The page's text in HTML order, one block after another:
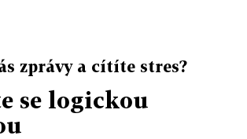
zprávy a cítíte stres?
se logickou